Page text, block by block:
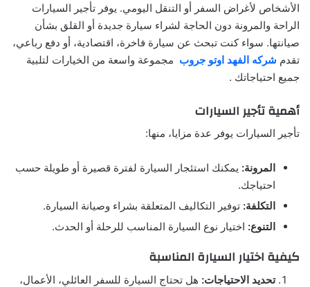
الأشخاص لأغراض السفر أو التنقل اليومي. يوفر تأجير السيارات
الراحة والمرونة دون الحاجة لشراء سيارة جديدة أو القلق بشأن
صيانتها. سواء كنت تبحث عن سيارة فاخرة، اقتصادية، أو دفع رباعي،
تقدم شركه الفهد اوتو جروب مجموعة واسعة من الخيارات لتلبية
جميع احتياجاتك .
أهمية تأجير السيارات
تأجير السيارات يوفر عدة مزايا، منها:
المرونة: يمكنك استئجار السيارة لفترة قصيرة أو طويلة حسب
احتياجك.
التكلفة: توفير التكاليف المتعلقة بشراء وصيانة السيارة.
التنوع: اختيار نوع السيارة المناسب للرحلة أو الحدث.
كيفية اختيار السيارة المناسبة
تحديد الاحتياجات: هل تحتاج السيارة للسفر العائلي، الأعمال،